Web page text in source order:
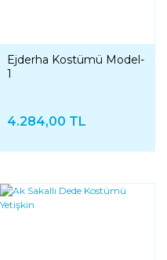
Ejderha Kostümü Model-
1
4.284,00 TL